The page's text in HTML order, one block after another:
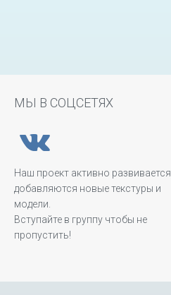
МЫ В СОЦСЕТЯХ
Наш проект активно развивается,
добавляются новые текстуры и
модели.
Вступайте в группу чтобы не
пропустить!